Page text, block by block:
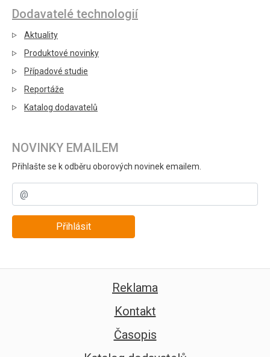
Dodavatelé technologií
Aktuality
Produktové novinky
Případové studie
Reportáže
Katalog dodavatelů
NOVINKY EMAILEM
Přihlašte se k odběru oborových novinek emailem.
Přihlásit
Reklama
Kontakt
Časopis